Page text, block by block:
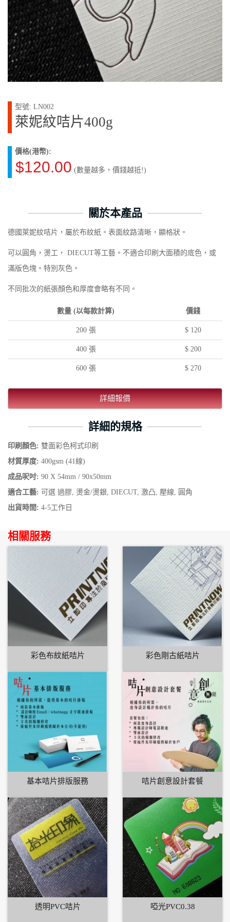
型號: LN002
萊妮紋咭片400g
價格(港幣):
$120.00 (數量越多，價錢越抵!)
關於本產品
德國萊妮紋咭片，屬於布紋紙。表面紋路清晰，顯格狀。
可以圓角，燙工， DIECUT等工藝。不適合印刷大面積的底色，或
滿版色塊。特別灰色。
不同批次的紙張顏色和厚度會略有不同。
數量 (以每款計算) 價錢
200 張 $ 120
400 張 $ 200
600 張 $ 270
詳細報價
詳細的規格
印刷顏色: 雙面彩色柯式印刷
材質厚度: 400gsm (41線)
成品呎吋: 90 X 54mm / 90x50mm
適合工藝: 可選 過膠, 燙金/燙銀, DIECUT, 激凸, 壓線, 圓角
出貨時間: 4-5工作日
相關服務
彩色布紋紙咭片 彩色剛古紙咭片
基本咭片排版服務 咭片創意設計套餐
透明PVC咭片 啞光PVC0.38